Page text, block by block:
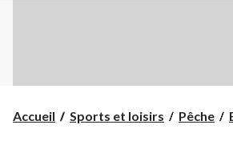
Accueil Sports et loisirs Pêche